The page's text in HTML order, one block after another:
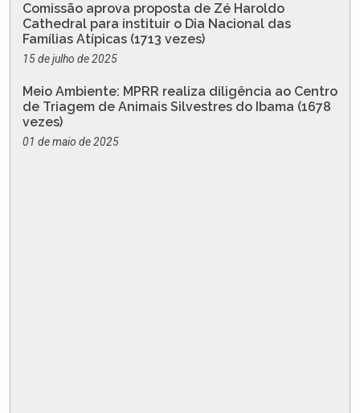
Comissão aprova proposta de Zé Haroldo
Cathedral para instituir o Dia Nacional das
Famílias Atípicas (1713 vezes)
15 de julho de 2025
Meio Ambiente: MPRR realiza diligência ao Centro
de Triagem de Animais Silvestres do Ibama (1678
vezes)
01 de maio de 2025